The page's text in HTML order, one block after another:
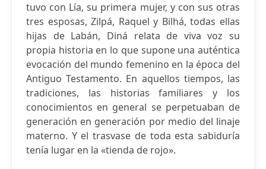
tuvo con Lía, su primera mujer, y con sus otras
tres esposas, Zilpá, Raquel y Bilhá, todas ellas
hijas de Labán, Diná relata de viva voz su
propia historia en lo que supone una auténtica
evocación del mundo femenino en la época del
Antiguo Testamento. En aquellos tiempos, las
tradiciones, las historias familiares y los
conocimientos en general se perpetuaban de
generación en generación por medio del linaje
materno. Y el trasvase de toda esta sabiduría
tenía lugar en la «tienda de rojo».